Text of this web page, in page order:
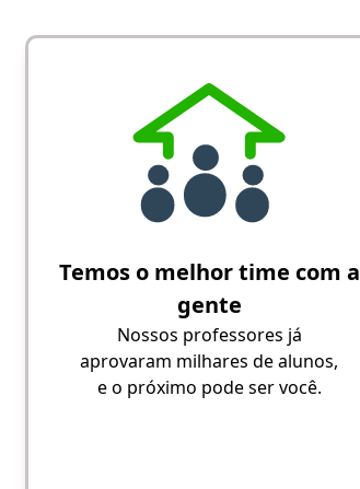
Temos o melhor time com a
gente
Nossos professores já
aprovaram milhares de alunos,
e o próximo pode ser você.